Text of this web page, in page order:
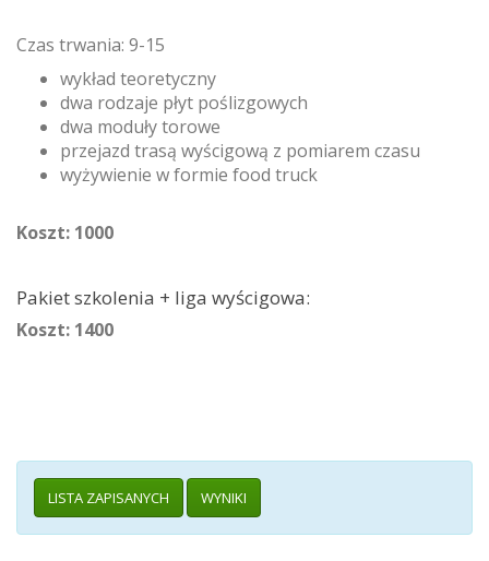
Czas trwania: 9-15
wykład teoretyczny
dwa rodzaje płyt poślizgowych
dwa moduły torowe
przejazd trasą wyścigową z pomiarem czasu
wyżywienie w formie food truck
Koszt: 1000
Pakiet szkolenia + liga wyścigowa:
Koszt: 1400
LISTA ZAPISANYCH WYNIKI